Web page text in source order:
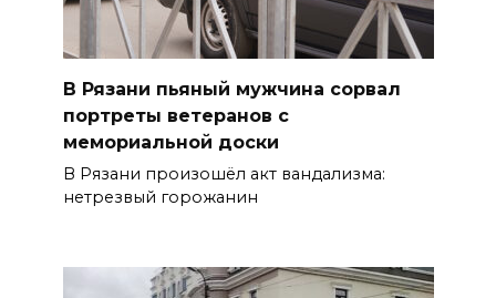
В Рязани пьяный мужчина сорвал
портреты ветеранов с
мемориальной доски
В Рязани произошёл акт вандализма:
нетрезвый горожанин